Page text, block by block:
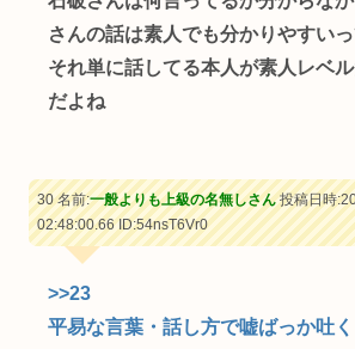
さんの話は素人でも分かりやすい
それ単に話してる本人が素人レベ
だよね
30 名前:一般よりも上級の名無しさん投稿日時
02:48:00.66ID:54nsT6Vr0
>>23
平易な言葉・話し方で嘘ばっか吐